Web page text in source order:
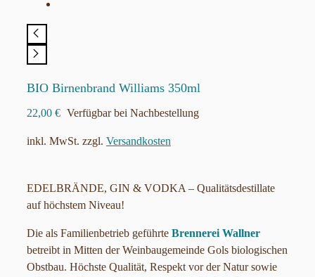
BIO Birnenbrand Williams 350ml
22,00 € Verfügbar bei Nachbestellung
inkl. MwSt. zzgl. Versandkosten
EDELBRÄNDE, GIN & VODKA – Qualitätsdestillate
auf höchstem Niveau!
Die als Familienbetrieb geführte Brennerei Wallner
betreibt in Mitten der Weinbaugemeinde Gols biologischen
Obstbau. Höchste Qualität, Respekt vor der Natur sowie